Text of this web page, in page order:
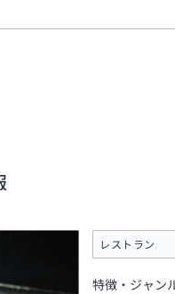
レストラン
特徴・ジャン